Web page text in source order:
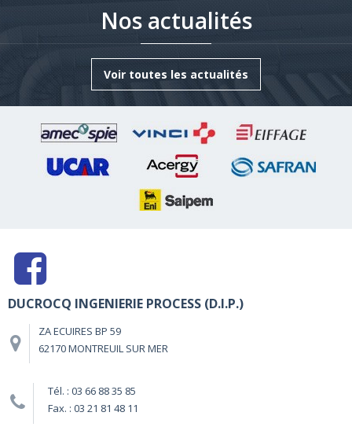
Nos actualités
Voir toutes les actualités
DUCROCQ INGENIERIE PROCESS (D.I.P.)
ZA ECUIRES BP 59
62170 MONTREUIL SUR MER
Tél. : 03 66 88 35 85
Fax. : 03 21 81 48 11